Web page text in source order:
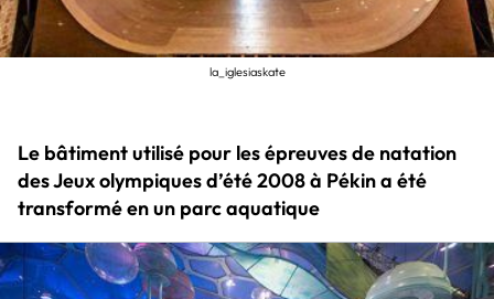
la_iglesiaskate
Le bâtiment utilisé pour les épreuves de natation
des Jeux olympiques d’été 2008 à Pékin a été
transformé en un parc aquatique